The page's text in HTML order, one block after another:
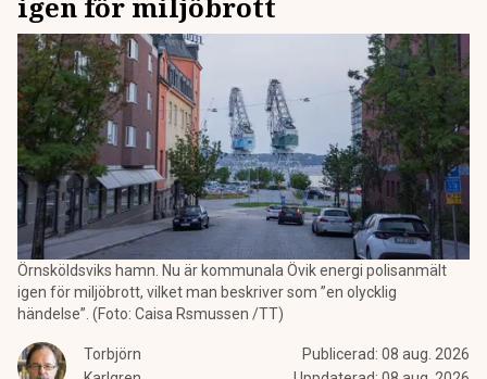
Örnsköldsviks hamn. Nu är kommunala Övik energi polisanmält
igen för miljöbrott, vilket man beskriver som ”en olycklig
händelse”. (Foto: Caisa Rsmussen /TT)
Torbjörn
Publicerad: 08 aug. 2026